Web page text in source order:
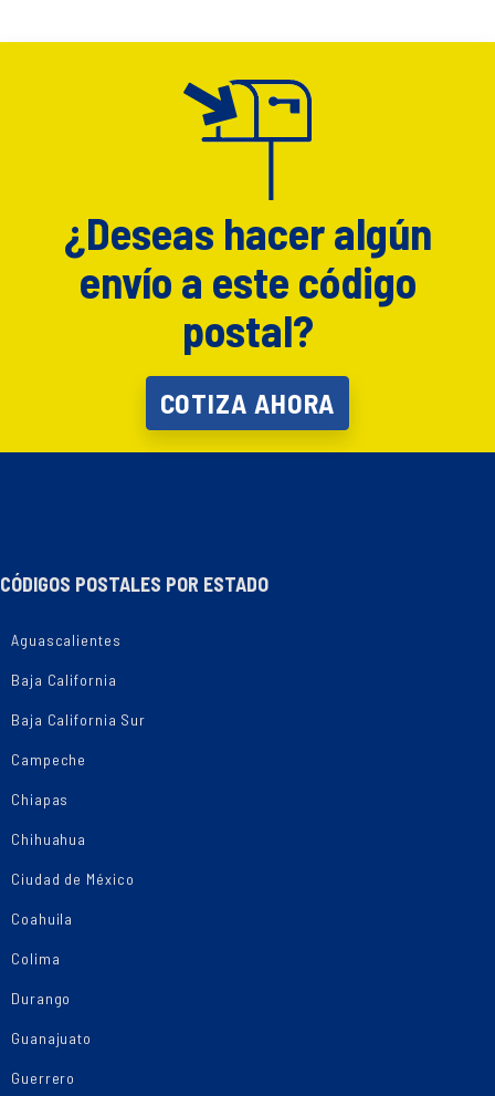
¿Deseas hacer algún
envío a este código
postal?
COTIZA AHORA
CÓDIGOS POSTALES POR ESTADO
Aguascalientes
Baja California
Baja California Sur
Campeche
Chiapas
Chihuahua
Ciudad de México
Coahuila
Colima
Durango
Guanajuato
Guerrero